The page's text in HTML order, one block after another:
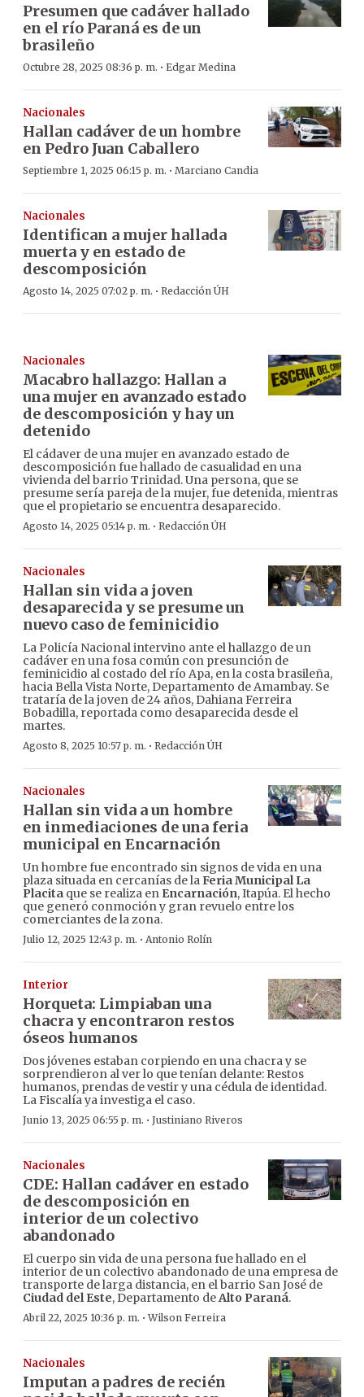
Presumen que cadáver hallado
en el río Paraná es de un
brasileño
Octubre 28, 2025 08:36 p. m. · Edgar Medina
Nacionales
Hallan cadáver de un hombre
en Pedro Juan Caballero
Septiembre 1, 2025 06:15 p. m. · Marciano Candia
Nacionales
Identifican a mujer hallada
muerta y en estado de
descomposición
Agosto 14, 2025 07:02 p. m. · Redacción ÚH
Nacionales
Macabro hallazgo: Hallan a
una mujer en avanzado estado
de descomposición y hay un
detenido
El cádaver de una mujer en avanzado estado de
descomposición fue hallado de casualidad en una
vivienda del barrio Trinidad. Una persona, que se
presume sería pareja de la mujer, fue detenida, mientras
que el propietario se encuentra desaparecido.
Agosto 14, 2025 05:14 p. m. · Redacción ÚH
Nacionales
Hallan sin vida a joven
desaparecida y se presume un
nuevo caso de feminicidio
La Policía Nacional intervino ante el hallazgo de un
cadáver en una fosa común con presunción de
feminicidio al costado del río Apa, en la costa brasileña,
hacia Bella Vista Norte, Departamento de Amambay. Se
trataría de la joven de 24 años, Dahiana Ferreira
Bobadilla, reportada como desaparecida desde el
martes.
Agosto 8, 2025 10:57 p. m. · Redacción ÚH
Nacionales
Hallan sin vida a un hombre
en inmediaciones de una feria
municipal en Encarnación
Un hombre fue encontrado sin signos de vida en una
plaza situada en cercanías de laFeria Municipal La
Placita que se realiza en Encarnación, Itapúa. El hecho
que generó conmoción y gran revuelo entre los
comerciantes de la zona.
Julio 12, 2025 12:43 p. m. · Antonio Rolín
Interior
Horqueta: Limpiaban una
chacra y encontraron restos
óseos humanos
Dos jóvenes estaban corpiendo en una chacra y se
sorprendieron al ver lo que tenían delante: Restos
humanos, prendas de vestir y una cédula de identidad.
La Fiscalía ya investiga el caso.
Junio 13, 2025 06:55 p. m. · Justiniano Riveros
Nacionales
CDE: Hallan cadáver en estado
de descomposición en
interior de un colectivo
abandonado
El cuerpo sin vida de una persona fue hallado en el
interior de un colectivo abandonado de una empresa de
transporte de larga distancia, en el barrio San José de
Ciudad del Este, Departamento deAlto Paraná.
Abril 22, 2025 10:36 p. m. ·Wilson Ferreira
Nacionales
Imputan a padres de recién